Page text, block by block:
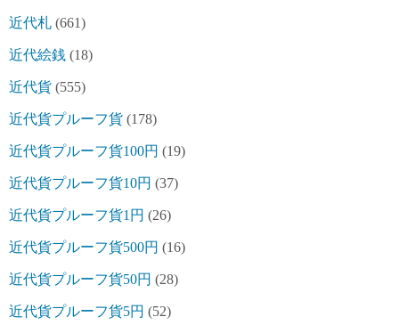
近代札 (661)
近代絵銭 (18)
近代貨 (555)
近代貨プルーフ貨 (178)
近代貨プルーフ貨100円 (19)
近代貨プルーフ貨10円 (37)
近代貨プルーフ貨1円 (26)
近代貨プルーフ貨500円 (16)
近代貨プルーフ貨50円 (28)
近代貨プルーフ貨5円 (52)